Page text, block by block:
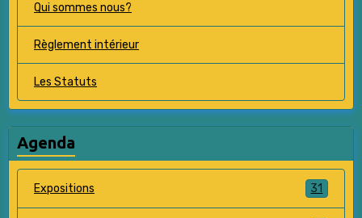
Qui sommes nous?
Règlement intérieur
Les Statuts
Agenda
Expositions 31